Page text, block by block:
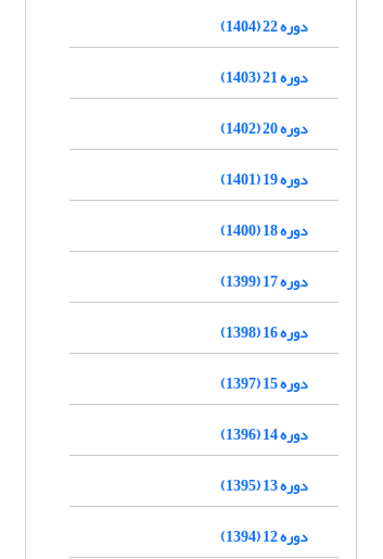
دوره 22 (1404)
دوره 21 (1403)
دوره 20 (1402)
دوره 19 (1401)
دوره 18 (1400)
دوره 17 (1399)
دوره 16 (1398)
دوره 15 (1397)
دوره 14 (1396)
دوره 13 (1395)
دوره 12 (1394)